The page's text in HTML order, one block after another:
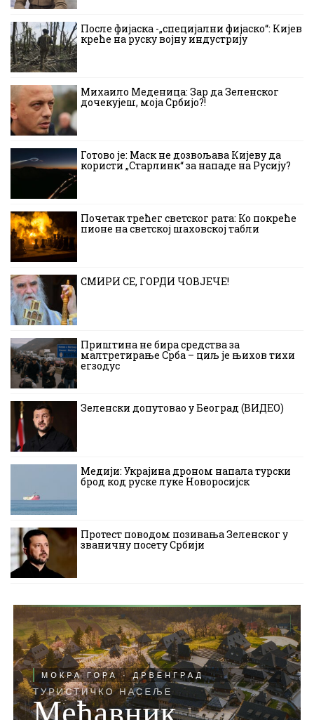
После фијаска -„специјални фијаско“: Кијев
креће на руску војну индустрију
Михаило Меденица: Зар да Зеленског
дочекујеш, моја Србијо?!
Готово је: Маск не дозвољава Кијеву да
користи „Старлинк“ за нападе на Русију?
Почетак трећег светског рата: Ко покреће
пионе на светској шаховској табли
СМИРИ СЕ, ГОРДИ ЧОВЈЕЧЕ!
Приштина не бира средства за
малтретирање Срба – циљ је њихов тихи
егзодус
Зеленски допутовао у Београд (ВИДЕО)
Медији: Украјина дроном напала турски
брод код руске луке Новоросијск
Протест поводом позивања Зеленског у
званичну посету Србији